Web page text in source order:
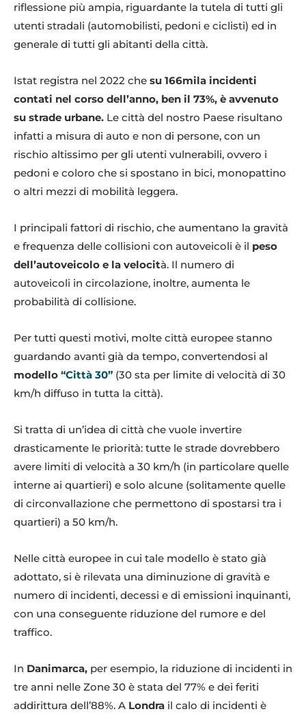
riflessione più ampia, riguardante la tutela di tutti gli
utenti stradali (automobilisti, pedoni e ciclisti) ed in
generale di tutti gli abitanti della città.
Istat registra nel 2022 che su 166mila incidenti
contati nel corso dell’anno, ben il 73%, è avvenuto
su strade urbane. Le città del nostro Paese risultano
infatti a misura di auto e non di persone, con un
rischio altissimo per gli utenti vulnerabili, ovvero i
pedoni e coloro che si spostano in bici, monopattino
o altri mezzi di mobilità leggera.
I principali fattori di rischio, che aumentano la gravità
e frequenza delle collisioni con autoveicoli è il peso
dell’autoveicolo e la velocità. Il numero di
autoveicoli in circolazione, inoltre, aumenta le
probabilità di collisione.
Per tutti questi motivi, molte città europee stanno
guardando avanti già da tempo, convertendosi al
modello “Città 30” (30 sta per limite di velocità di 30
km/h diffuso in tutta la città).
Si tratta di un’idea di città che vuole invertire
drasticamente le priorità: tutte le strade dovrebbero
avere limiti di velocità a 30 km/h (in particolare quelle
interne ai quartieri) e solo alcune (solitamente quelle
di circonvallazione che permettono di spostarsi tra i
quartieri) a 50 km/h.
Nelle città europee in cui tale modello è stato già
adottato, si è rilevata una diminuzione di gravità e
numero di incidenti, decessi e di emissioni inquinanti,
con una conseguente riduzione del rumore e del
traffico.
In Danimarca, per esempio, la riduzione di incidenti in
tre anni nelle Zone 30 è stata del 77% e dei feriti
addirittura dell’88%. A Londra il calo di incidenti è